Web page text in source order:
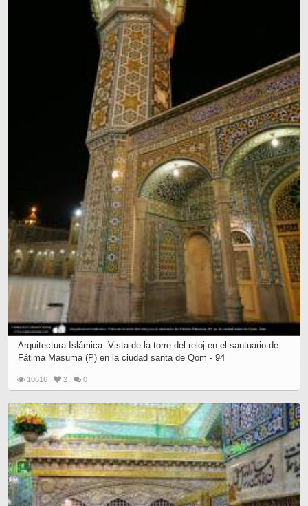
Arquitectura Islámica- Vista de la torre del reloj en el santuario de
Fátima Masuma (P) en la ciudad santa de Qom - 94
10616 2 0